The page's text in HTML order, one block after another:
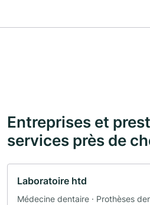
Entreprises et
services près de
Laboratoire htd
Médecine dentaire · Prothèses